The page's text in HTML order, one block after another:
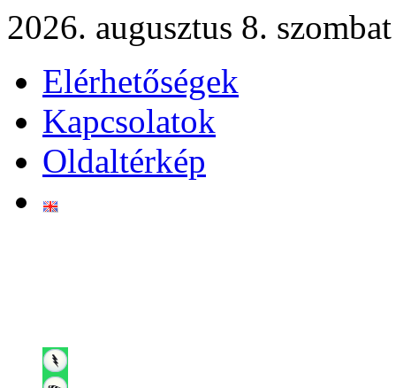
2026. augusztus 8. szombat
Elérhetőségek
Kapcsolatok
Oldaltérkép